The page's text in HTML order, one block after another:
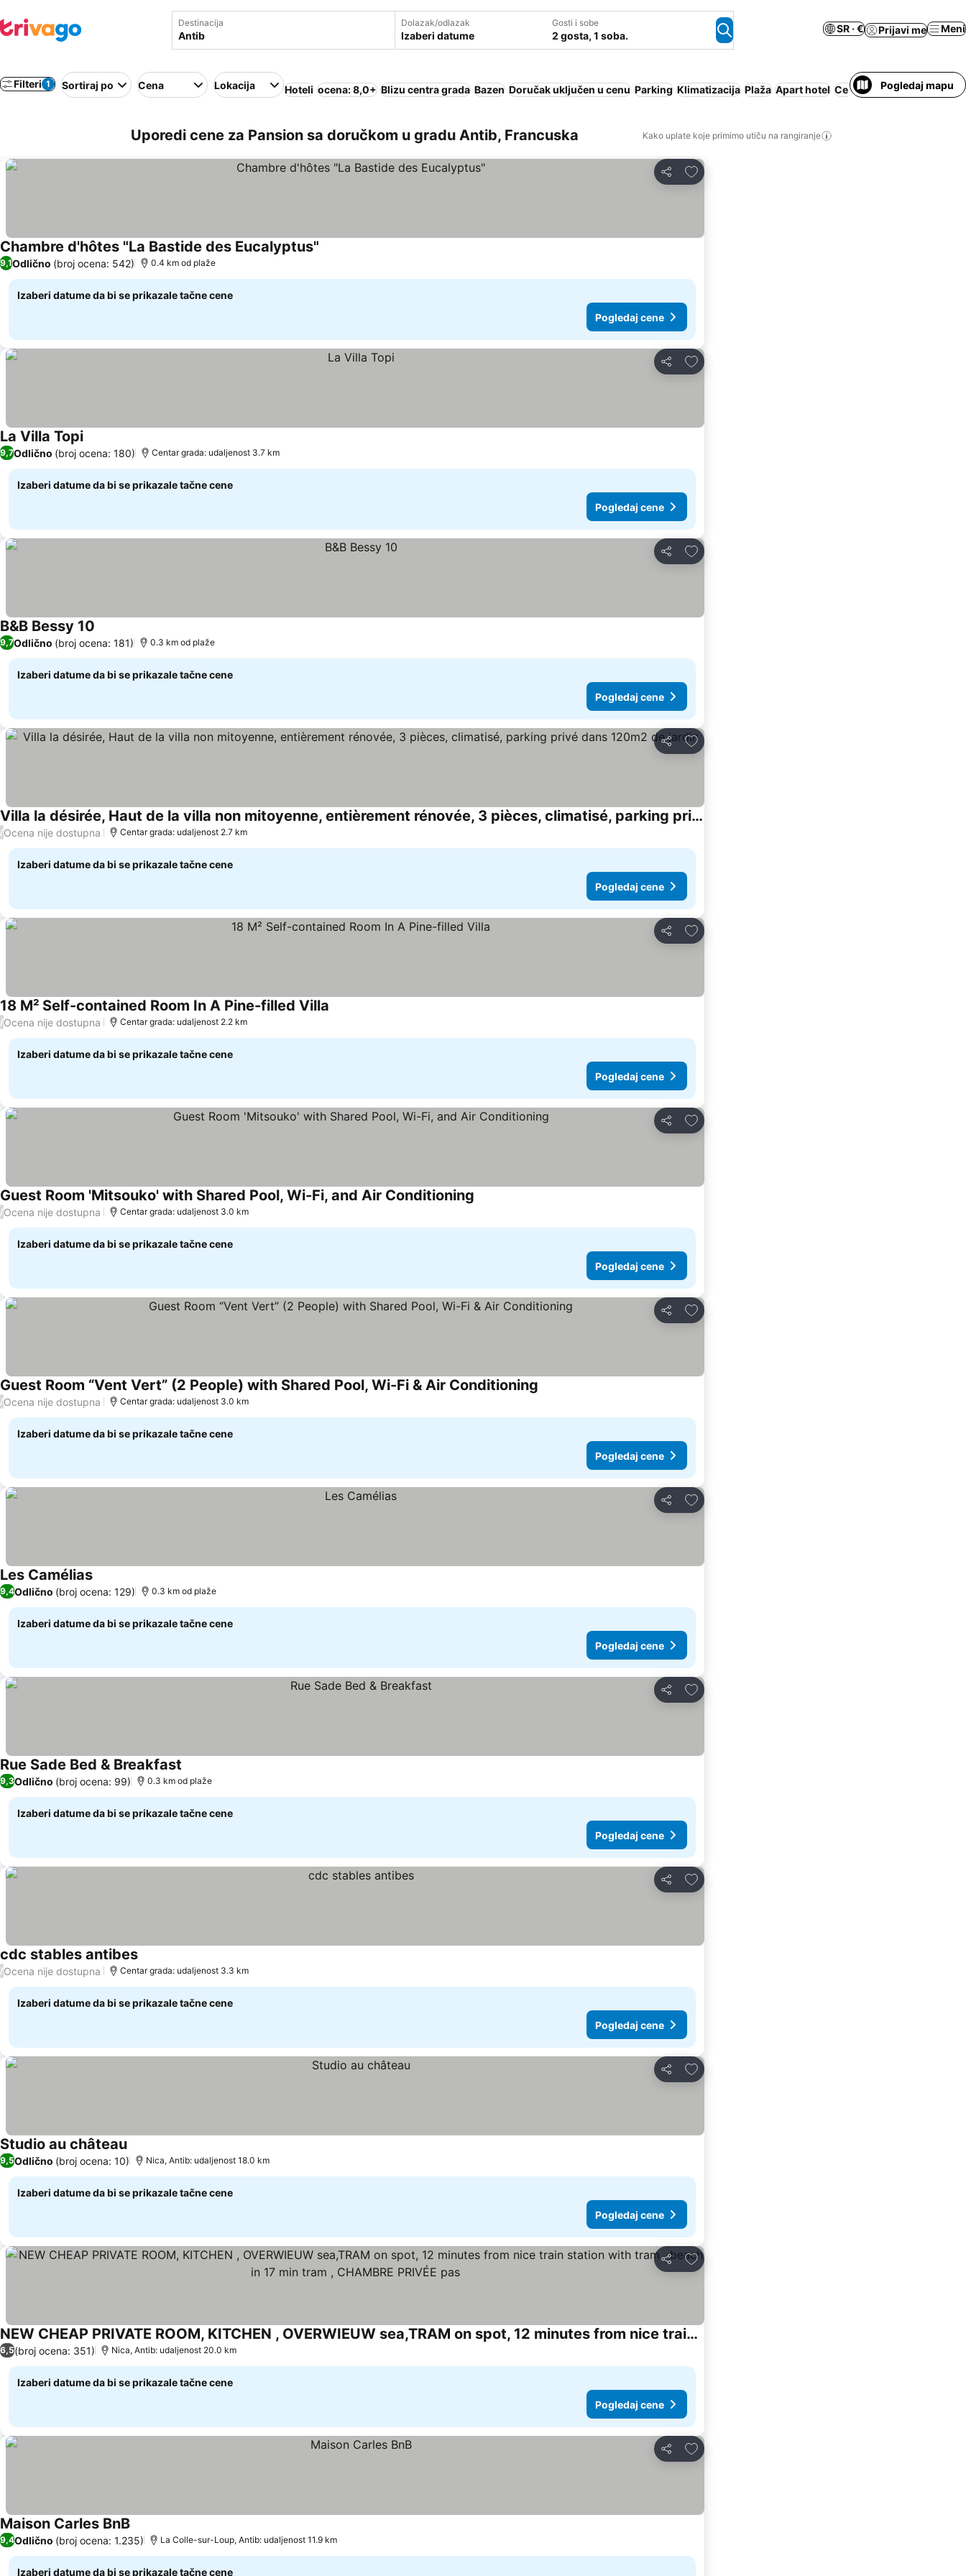
Destinacija Dolazak/odlazak
Izaberi datume
Gosti i sobe
2 gosta, 1 soba.
SR · € Prijavi me Meni
Filteri 1 Sortiraj po Cena Lokacija Hoteli ocena: 8,0+ Blizu centra grada Bazen Doručak uključen u cenu Parking Klimatizacija Plaža Apart hotel Cela kuća/apartman
Pogledaj mapu
Uporedi cene za Pansion sa doručkom u gradu Antib, Francuska Kako uplate koje primimo utiču na rangiranje
Deli
Dodati u favorite
Chambre d'hôtes "La Bastide des Eucalyptus"
9,1Odlično (broj ocena: 542) 0.4 km od plaže
Izaberi datume da bi se prikazale tačne cene
Pogledaj cene
Deli
Dodati u favorite
La Villa Topi
9,7Odlično (broj ocena: 180) Centar grada: udaljenost 3.7 km
Izaberi datume da bi se prikazale tačne cene
Pogledaj cene
Deli
Dodati u favorite
B&B Bessy 10
9,7Odlično (broj ocena: 181) 0.3 km od plaže
Izaberi datume da bi se prikazale tačne cene
Pogledaj cene
Deli
Dodati u favorite
Villa la désirée, Haut de la villa non mitoyenne, entièrement rénovée, 3 pièces, climatisé, parking privé dans 120m2 de jardin
/Ocena nije dostupna Centar grada: udaljenost 2.7 km
Izaberi datume da bi se prikazale tačne cene
Pogledaj cene
Deli
Dodati u favorite
18 M² Self-contained Room In A Pine-filled Villa
/Ocena nije dostupna Centar grada: udaljenost 2.2 km
Izaberi datume da bi se prikazale tačne cene
Pogledaj cene
Deli
Dodati u favorite
Guest Room 'Mitsouko' with Shared Pool, Wi-Fi, and Air Conditioning
/Ocena nije dostupna Centar grada: udaljenost 3.0 km
Izaberi datume da bi se prikazale tačne cene
Pogledaj cene
Deli
Dodati u favorite
Guest Room “Vent Vert” (2 People) with Shared Pool, Wi-Fi & Air Conditioning
/Ocena nije dostupna Centar grada: udaljenost 3.0 km
Izaberi datume da bi se prikazale tačne cene
Pogledaj cene
Deli
Dodati u favorite
Les Camélias
9,4Odlično (broj ocena: 129) 0.3 km od plaže
Izaberi datume da bi se prikazale tačne cene
Pogledaj cene
Deli
Dodati u favorite
Rue Sade Bed & Breakfast
9,3Odlično (broj ocena: 99) 0.3 km od plaže
Izaberi datume da bi se prikazale tačne cene
Pogledaj cene
Deli
Dodati u favorite
cdc stables antibes
/Ocena nije dostupna Centar grada: udaljenost 3.3 km
Izaberi datume da bi se prikazale tačne cene
Pogledaj cene
Deli
Dodati u favorite
Studio au château
9,5Odlično (broj ocena: 10) Nica, Antib: udaljenost 18.0 km
Izaberi datume da bi se prikazale tačne cene
Pogledaj cene
Deli
Dodati u favorite
NEW CHEAP PRIVATE ROOM, KITCHEN , OVERWIEUW sea,TRAM on spot, 12 minutes from nice train station with tram , beach in 17 min tram , CHAMBRE PRIVÉE pas
6,5(broj ocena: 351) Nica, Antib: udaljenost 20.0 km
Izaberi datume da bi se prikazale tačne cene
Pogledaj cene
Deli
Dodati u favorite
Maison Carles BnB
9,4Odlično (broj ocena: 1.235) La Colle-sur-Loup, Antib: udaljenost 11.9 km
Izaberi datume da bi se prikazale tačne cene